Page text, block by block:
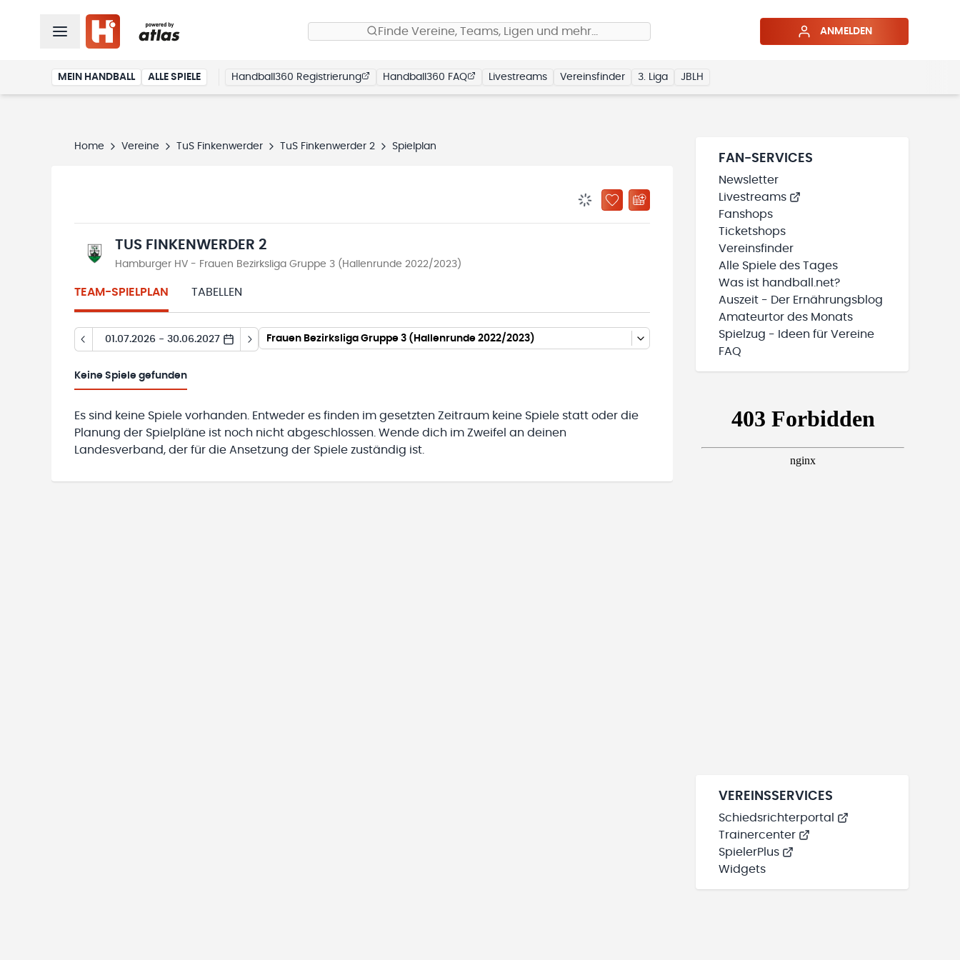
Finde Vereine, Teams, Ligen und mehr… ANMELDEN
MEIN HANDBALL ALLE SPIELE Handball360 Registrierung Handball360 FAQ Livestreams Vereinsfinder 3. Liga JBLH
Home Vereine TuS Finkenwerder TuS Finkenwerder 2 Spielplan
BENACHRICHTIGUNGSSTATUS WIRD GELADEN
ZU „MEINE TEAMS“ HINZUFÜGEN
TUS FINKENWERDER 2
Hamburger HV - Frauen Bezirksliga Gruppe 3 (Hallenrunde 2022/2023)
TEAM-SPIELPLAN TABELLEN
01.07.2026 - 30.06.2027 Frauen Bezirksliga Gruppe 3 (Hallenrunde 2022/2023)
Keine Spiele gefunden
Es sind keine Spiele vorhanden. Entweder es finden im gesetzten Zeitraum keine Spiele statt oder die
Planung der Spielpläne ist noch nicht abgeschlossen. Wende dich im Zweifel an deinen
Landesverband, der für die Ansetzung der Spiele zuständig ist.
FAN-SERVICES
Newsletter
Livestreams
Fanshops
Ticketshops
Vereinsfinder
Alle Spiele des Tages
Was ist handball.net?
Auszeit - Der Ernährungsblog
Amateurtor des Monats
Spielzug - Ideen für Vereine
FAQ
VEREINSSERVICES
Schiedsrichterportal
Trainercenter
SpielerPlus
Widgets